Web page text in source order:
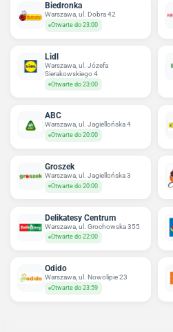
Biedronka
Warszawa, ul. Dobra 42
Otwarte do 23:00
Lidl
Warszawa, ul. Józefa
Sierakowskiego 4
Otwarte do 23:00
ABC
Warszawa, ul. Jagiellońska 4
Otwarte do 20:00
Groszek
Warszawa, ul. Jagiellońska 3
Otwarte do 20:00
Delikatesy Centrum
Warszawa, ul. Grochowska 355
Otwarte do 22:00
Odido
Warszawa, ul. Nowolipie 23
Otwarte do 23:59